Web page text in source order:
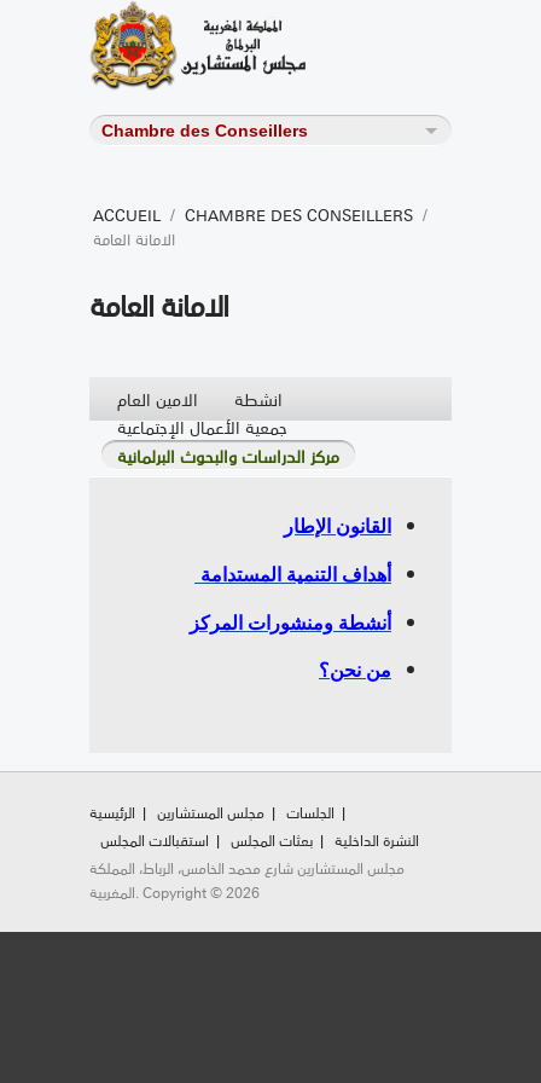
ACCUEIL / CHAMBRE DES CONSEILLERS /
الامانة العامة
الامانة العامة
الامين العام
انشطة
جمعية الأعمال الإجتماعية
مركز الدراسات والبحوث البرلمانية
القانون الإطار
أهداف التنمية المستدامة
أنشطة ومنشورات المركز
من نحن؟
الرئيسية مجلس المستشارين
الجلسات
استقبالات المجلس
بعثات المجلس
النشرة الداخلية
مجلس المستشارين شارع محمد الخامس، الرباط، المملكة
المغربية. Copyright © 2026